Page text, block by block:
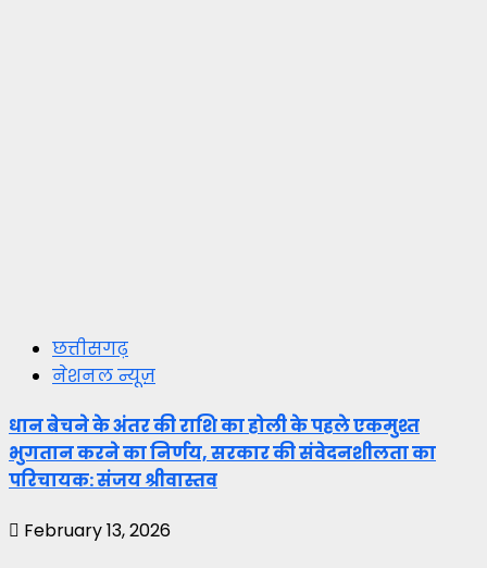
छत्तीसगढ़
नेशनल न्यूज़
धान बेचने के अंतर की राशि का होली के पहले एकमुश्त
भुगतान करने का निर्णय, सरकार की संवेदनशीलता का
परिचायक: संजय श्रीवास्तव
February 13, 2026